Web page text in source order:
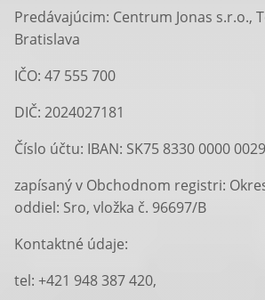
Predávajúcim: Centrum Jonas s.r.o.,
Bratislava
IČO: 47 555 700
DIČ: 2024027181
Číslo účtu: IBAN: SK75 8330 0000
zapísaný v Obchodnom registri:
oddiel: Sro, vložka č. 96697/B
Kontaktné údaje:
tel: +421 948 387 420,